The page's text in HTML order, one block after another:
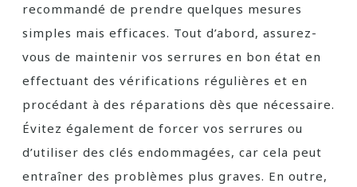
recommandé de prendre quelques mesures
simples mais efficaces. Tout d’abord, assurez-
vous de maintenir vos serrures en bon état en
effectuant des vérifications régulières et en
procédant à des réparations dès que nécessaire.
Évitez également de forcer vos serrures ou
d’utiliser des clés endommagées, car cela peut
entraîner des problèmes plus graves. En outre,